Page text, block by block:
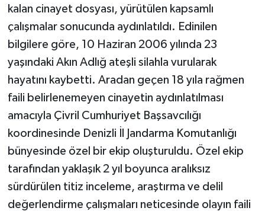
kalan cinayet dosyası, yürütülen kapsamlı
çalışmalar sonucunda aydınlatıldı. Edinilen
bilgilere göre, 10 Haziran 2006 yılında 23
yaşındaki Akın Adlığ ateşli silahla vurularak
hayatını kaybetti. Aradan geçen 18 yıla rağmen
faili belirlenemeyen cinayetin aydınlatılması
amacıyla Çivril Cumhuriyet Başsavcılığı
koordinesinde Denizli İl Jandarma Komutanlığı
bünyesinde özel bir ekip oluşturuldu. Özel ekip
tarafından yaklaşık 2 yıl boyunca aralıksız
sürdürülen titiz inceleme, araştırma ve delil
değerlendirme çalışmaları neticesinde olayın faili